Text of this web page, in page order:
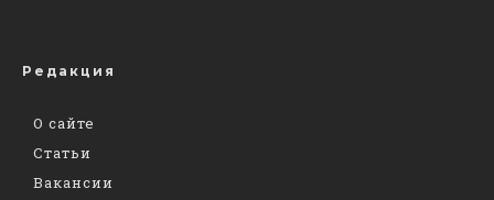
Редакция
О сайте
Статьи
Вакансии